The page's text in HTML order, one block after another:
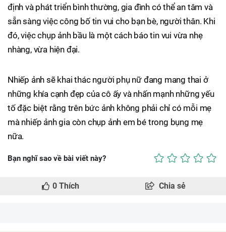
định và phát triển bình thường, gia đình có thể an tâm và
sẵn sàng việc công bố tin vui cho bạn bè, người thân. Khi
đó, việc chụp ảnh bầu là một cách báo tin vui vừa nhẹ
nhàng, vừa hiện đại.
Nhiếp ảnh sẽ khai thác người phụ nữ đang mang thai ở
những khía cạnh đẹp của cô ấy và nhấn mạnh những yếu
tố đặc biệt rằng trên bức ảnh không phải chỉ có mỗi mẹ
mà nhiếp ảnh gia còn chụp ảnh em bé trong bụng mẹ
nữa.
Bạn nghĩ sao về bài viết này?
0 Thích Chia sẻ